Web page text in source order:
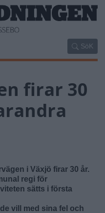
SöK
firar 30
i Växjö firar 30 år.
regi för
sätts i första
vill med sina fel och